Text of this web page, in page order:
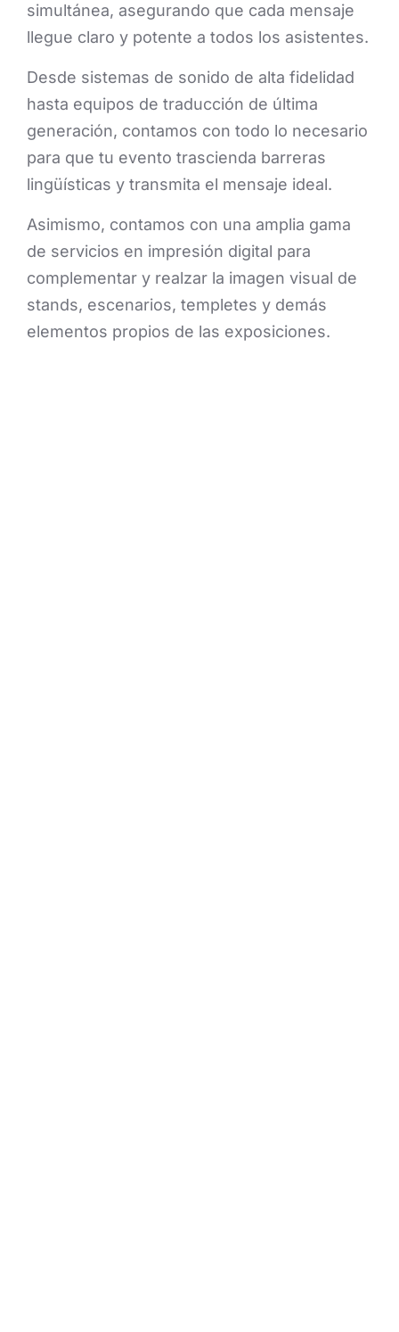
simultánea, asegurando que cada mensaje
llegue claro y potente a todos los asistentes.
Desde sistemas de sonido de alta fidelidad
hasta equipos de traducción de última
generación, contamos con todo lo necesario
para que tu evento trascienda barreras
lingüísticas y transmita el mensaje ideal.
Asimismo, contamos con una amplia gama
de servicios en impresión digital para
complementar y realzar la imagen visual de
stands, escenarios, templetes y demás
elementos propios de las exposiciones.